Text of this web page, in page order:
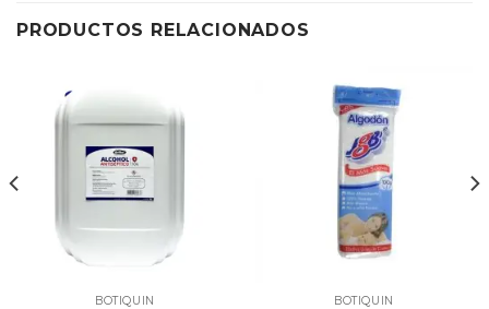
PRODUCTOS RELACIONADOS
BOTIQUIN BOTIQUIN